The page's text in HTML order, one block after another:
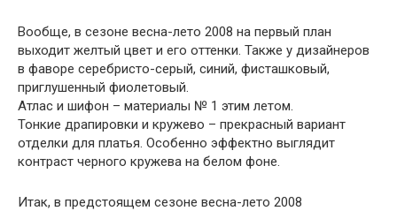
Вообще, в сезоне весна-лето 2008 на первый план
выходит желтый цвет и его оттенки. Также у дизайнеров
в фаворе серебристо-серый, синий, фисташковый,
приглушенный фиолетовый.
Атлас и шифон – материалы № 1 этим летом.
Тонкие драпировки и кружево – прекрасный вариант
отделки для платья. Особенно эффектно выглядит
контраст черного кружева на белом фоне.
Итак, в предстоящем сезоне весна-лето 2008